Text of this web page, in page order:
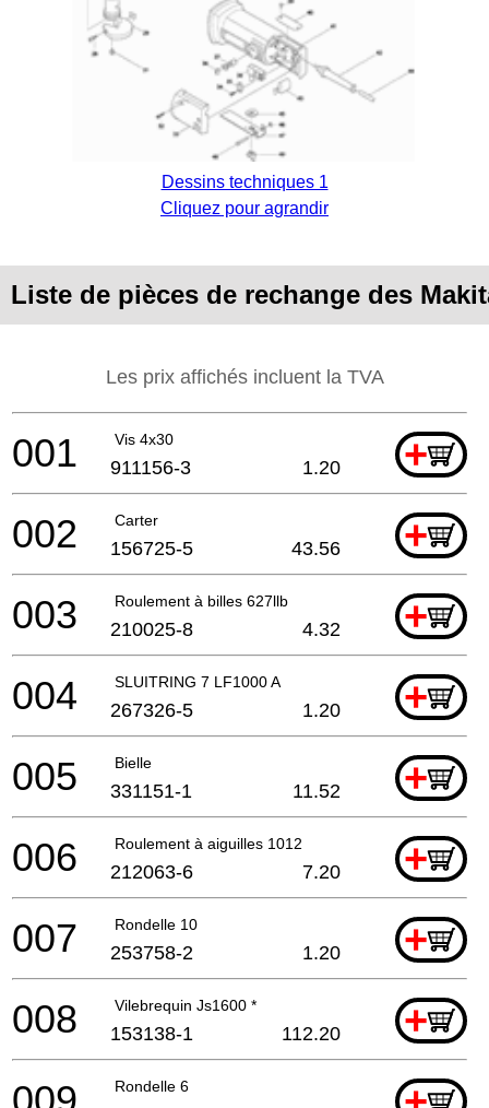
Dessins techniques 1
Cliquez pour agrandir
Liste de pièces de rechange des
Les prix affichés incluent la TVA
Vis 4x30 +
001 911156-3 1.20
Carter +
002 156725-5 43.56
Roulement à billes 627llb +
003 210025-8 4.32
SLUITRING 7 LF1000 A +
004 267326-5 1.20
Bielle +
005 331151-1 11.52
Roulement à aiguilles 1012 +
006 212063-6 7.20
Rondelle 10 +
007 253758-2 1.20
Vilebrequin Js1600 * +
008 153138-1 112.20
Rondelle 6